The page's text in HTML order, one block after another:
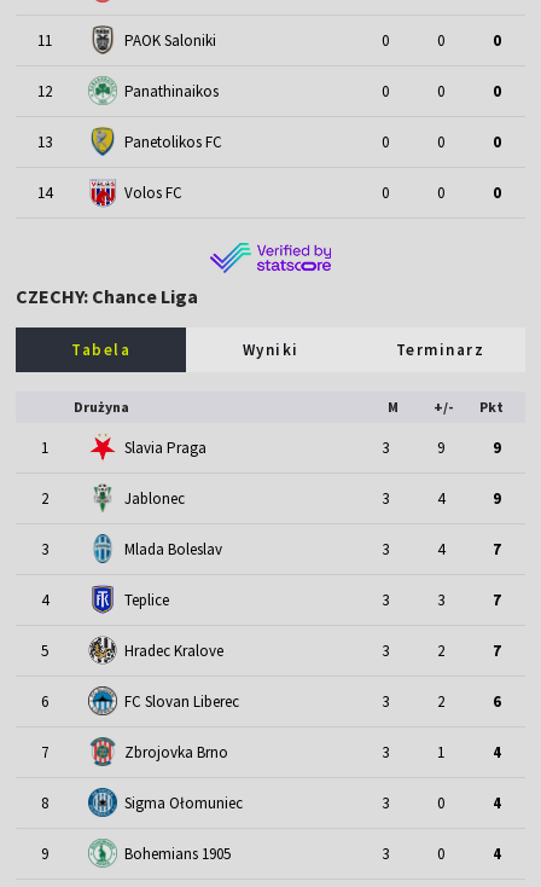
11 PAOK Saloniki 0 0 0
12 Panathinaikos 0 0 0
13 Panetolikos FC 0 0 0
14 Volos FC 0 0 0
CZECHY: Chance Liga
Tabela Wyniki Terminarz
Drużyna M +/- Pkt
1 Slavia Praga 3 9 9
2 Jablonec 3 4 9
3 Mlada Boleslav 3 4 7
4 Teplice 3 3 7
5 Hradec Kralove 3 2 7
6 FC Slovan Liberec 3 2 6
7 Zbrojovka Brno 3 1 4
8 Sigma Ołomuniec 3 0 4
9 Bohemians 1905 3 0 4